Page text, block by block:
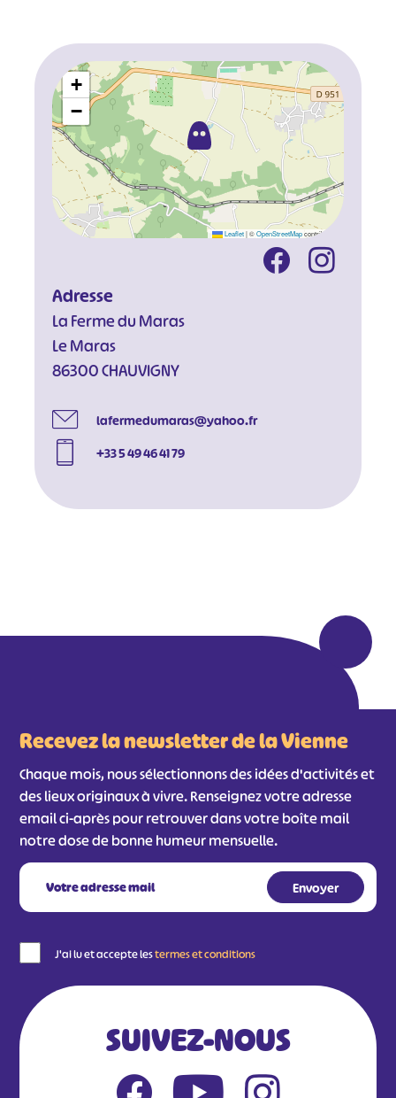
+
−
Leaflet |©OpenStreetMapcontributors
Adresse
La Ferme du Maras
Le Maras
86300 CHAUVIGNY
lafermedumaras@yahoo.fr
+33 5 49 46 41 79
Recevez la newsletter de la Vienne
Chaque mois, nous sélectionnons des idées d'activités et
des lieux originaux à vivre. Renseignez votre adresse
email ci-après pour retrouver dans votre boîte mail
notre dose de bonne humeur mensuelle.
J'ai lu et accepte lestermes et conditions
SUIVEZ-NOUS
#
#